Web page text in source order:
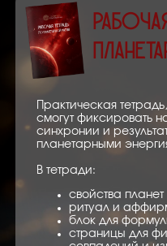
Практическая
смогут фиксировать
синхронии и
планетарными
В тетради:
свойства планет
ритуал и
блок для
страницы для